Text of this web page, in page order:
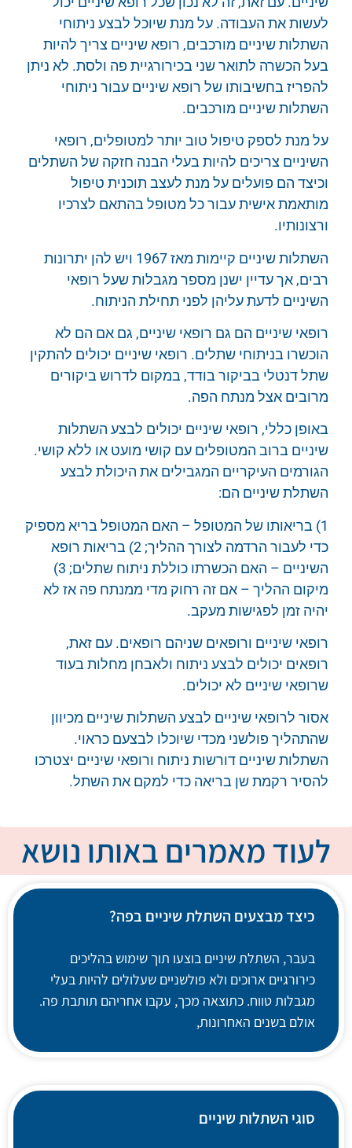
לעשות את העבודה. על מנת שיוכל לבצע ניתוחי
השתלות שיניים מורכבים, רופא שיניים צריך להיות
בעל הכשרה לתואר שני בכירורגיית פה ולסת. לא ניתן
להפריז בחשיבותו של רופא שיניים עבור ניתוחי
השתלות שיניים מורכבים.
על מנת לספק טיפול טוב יותר למטופלים, רופאי
השיניים צריכים להיות בעלי הבנה חזקה של השתלים
וכיצד הם פועלים על מנת לעצב תוכנית טיפול
מותאמת אישית עבור כל מטופל בהתאם לצרכיו
ורצונותיו.
השתלות שיניים קיימות מאז 1967 ויש להן יתרונות
רבים, אך עדיין ישנן מספר מגבלות שעל רופאי
השיניים לדעת עליהן לפני תחילת הניתוח.
רופאי שיניים הם גם רופאי שיניים, גם אם הם לא
הוכשרו בניתוחי שתלים. רופאי שיניים יכולים להתקין
שתל דנטלי בביקור בודד, במקום לדרוש ביקורים
מרובים אצל מנתח הפה.
באופן כללי, רופאי שיניים יכולים לבצע השתלות
שיניים ברוב המטופלים עם קושי מועט או ללא קושי.
הגורמים העיקריים המגבילים את היכולת לבצע
השתלת שיניים הם:
1) בריאותו של המטופל – האם המטופל בריא מספיק
כדי לעבור הרדמה לצורך ההליך; 2) בריאות רופא
השיניים – האם הכשרתו כוללת ניתוח שתלים; 3)
מיקום ההליך – אם זה רחוק מדי ממנתח פה אז לא
יהיה זמן לפגישות מעקב.
רופאי שיניים ורופאים שניהם רופאים. עם זאת,
רופאים יכולים לבצע ניתוח ולאבחן מחלות בעוד
שרופאי שיניים לא יכולים.
אסור לרופאי שיניים לבצע השתלות שיניים מכיוון
שהתהליך פולשני מכדי שיוכלו לבצעם כראוי.
השתלות שיניים דורשות ניתוח ורופאי שיניים יצטרכו
להסיר רקמת שן בריאה כדי למקם את השתל.
לעוד מאמרים באותו נושא
כיצד מבצעים השתלת שיניים בפה?
בעבר, השתלת שיניים בוצעו תוך שימוש בהליכים
כירורגיים ארוכים ולא פולשניים שעלולים להיות בעלי
מגבלות טווח. כתוצאה מכך, עקבו אחריהם תותבת פה.
אולם בשנים האחרונות,
סוגי השתלות שיניים